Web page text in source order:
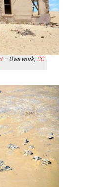
– Own work, CC